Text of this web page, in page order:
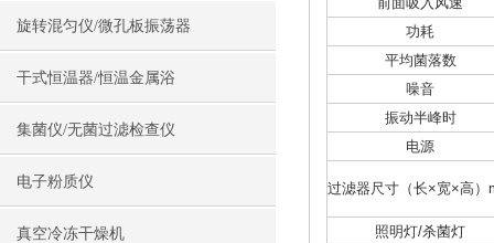
旋转混匀仪/微孔板振荡器
干式恒温器/恒温金属浴
集菌仪/无菌过滤检查仪
电子粉质仪
真空冷冻干燥机
功耗
平均菌落数
噪音
振动半峰时
电源
过滤器尺寸（长×宽×高）
照明灯/杀菌灯